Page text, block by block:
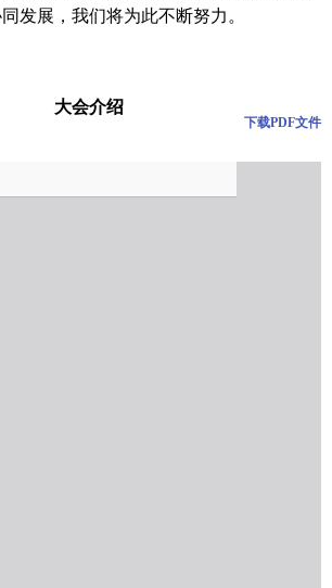
发展，我们将为此不断努力。
大会介绍
下载PDF文件